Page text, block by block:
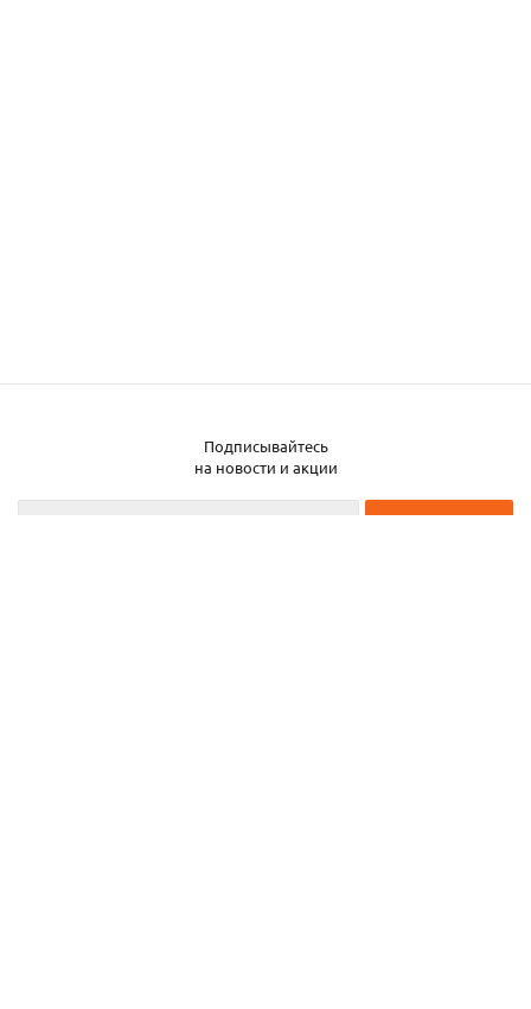
Подписывайтесь
на новости и акции